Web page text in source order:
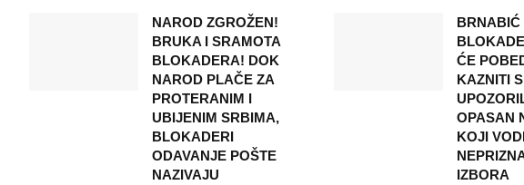
NAROD ZGROŽEN!
BRUKA I SRAMOTA
BLOKADERA! DOK
NAROD PLAČE ZA
PROTERANIM I
UBIJENIM SRBIMA,
BLOKADERI
ODAVANJE POŠTE
NAZIVAJU
BRNABIĆ
ĆE
KAZNITI
OPASAN
KOJI
IZBORA